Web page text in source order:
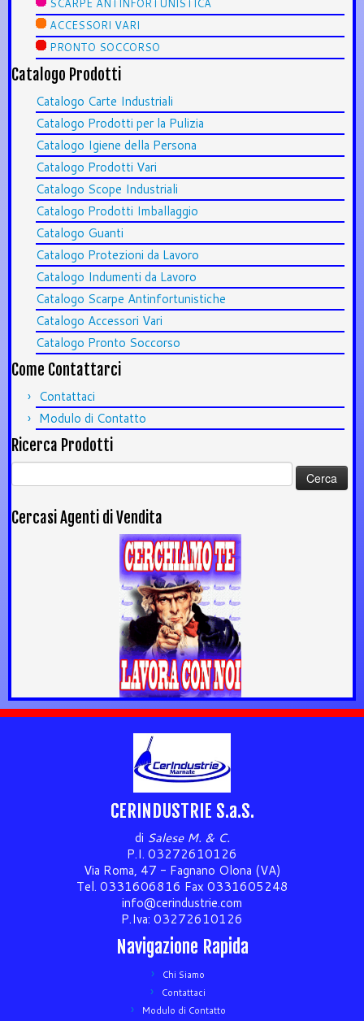
ACCESSORI VARI
PRONTO SOCCORSO
Catalogo Prodotti
Catalogo Carte Industriali
Catalogo Prodotti per la Pulizia
Catalogo Igiene della Persona
Catalogo Prodotti Vari
Catalogo Scope Industriali
Catalogo Prodotti Imballaggio
Catalogo Guanti
Catalogo Protezioni da Lavoro
Catalogo Indumenti da Lavoro
Catalogo Scarpe Antinfortunistiche
Catalogo Accessori Vari
Catalogo Pronto Soccorso
Come Contattarci
Contattaci
Modulo di Contatto
Ricerca Prodotti
Ricerca
per:
Cercasi Agenti di Vendita
CERINDUSTRIE S.a.S.
di Salese M. & C.
P.I. 03272610126
Via Roma, 47 - Fagnano Olona (VA)
Tel. 0331606816 Fax 0331605248
info@cerindustrie.com
P.Iva: 03272610126
Navigazione Rapida
Chi Siamo
Contattaci
Modulo di Contatto